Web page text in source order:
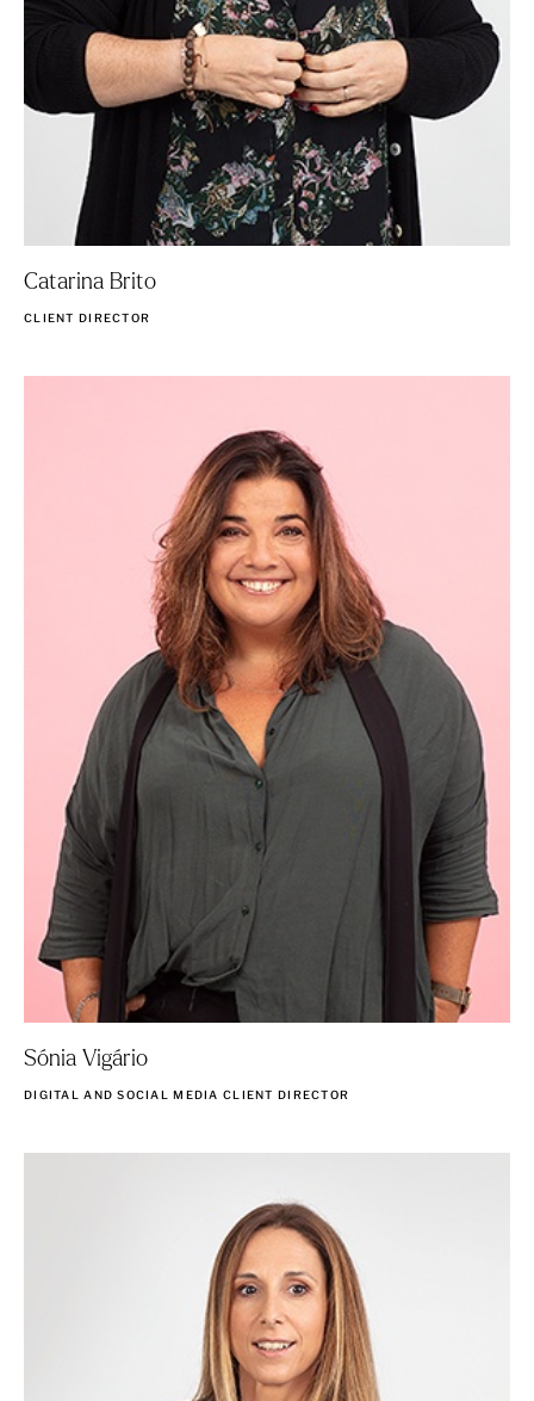
Catarina Brito
CLIENT DIRECTOR
Sónia Vigário
DIGITAL AND SOCIAL MEDIA CLIENT DIRECTOR